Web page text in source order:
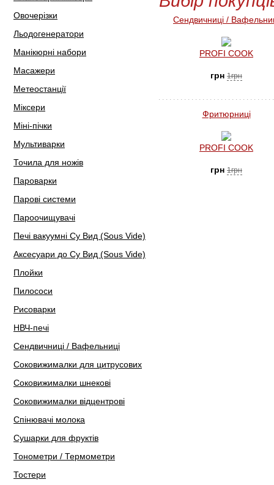
Овочерізки
Льодогенератори
Манікюрні набори
Масажери
Метеостанції
Міксери
Міні-пічки
Мультиварки
Точила для ножів
Пароварки
Парові системи
Пароочищувачі
Печі вакуумні Су Вид (Sous Vide)
Аксесуари до Су Вид (Sous Vide)
Плойки
Пилососи
Рисоварки
НВЧ-печі
Сендвичниці / Вафельниці
Соковижималки для цитрусових
Соковижималки шнекові
Соковижималки відцентрові
Спінювачі молока
Сушарки для фруктів
Тонометри / Термометри
Тостери
Сендвичниці /
PROFI COOK
грн 1грн
Фритюрниці
PROFI COOK
грн 1грн